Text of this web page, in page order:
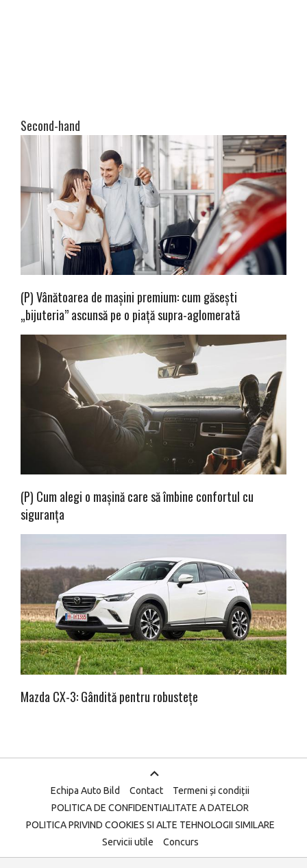
Second-hand
(P) Vânătoarea de mașini premium: cum găsești
„bijuteria” ascunsă pe o piață supra-aglomerată
(P) Cum alegi o mașină care să îmbine confortul cu
siguranța
Mazda CX-3: Gândită pentru robustețe
Echipa Auto Bild Contact
Termeni și condiții
POLITICA DE CONFIDENTIALITATE A DATELOR
POLITICA PRIVIND COOKIES SI ALTE TEHNOLOGII SIMILARE
Servicii utile
Concurs